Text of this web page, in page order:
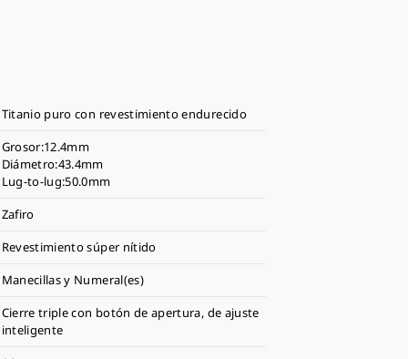
Titanio puro con revestimiento endurecido
Grosor:12.4mm
Diámetro:43.4mm
Lug-to-lug:50.0mm
Zafiro
Revestimiento súper nítido
Manecillas y Numeral(es)
Cierre triple con botón de apertura, de ajuste
inteligente